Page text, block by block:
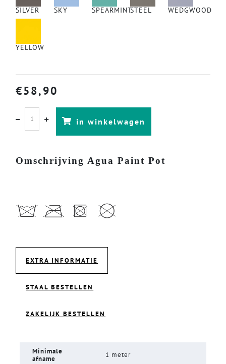
SILVER SKY SPEARMINTSTEEL WEDGWOOD
YELLOW
€58,90
in winkelwagen
Omschrijving Agua Paint Pot
EXTRA INFORMATIE
STAAL BESTELLEN
ZAKELIJK BESTELLEN
Minimale
afname
1 meter